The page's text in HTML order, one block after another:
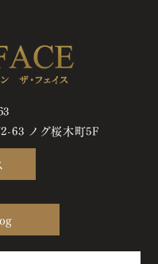
63 ノグ桜木町5F